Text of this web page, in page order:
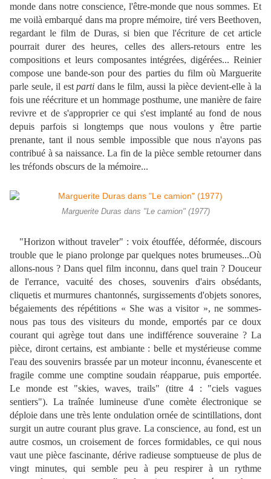
monde dans notre conscience, l'être-monde que nous sommes. Et
me voilà embarqué dans ma propre mémoire, tiré vers Beethoven,
regardant le film de Duras, si bien que l'écriture de cet article
pourrait durer des heures, celles des allers-retours entre les
compositions et leurs composantes intégrées, digérées... Reinier
compose une bande-son pour des parties du film où Marguerite
parle seule, il estparti dans le film,aussi la pièce devient-elle à la
fois une réécriture et un hommage posthume, une manière de faire
revivre et de s'approprier ce qui s'est implanté au fond de nous
depuis parfois si longtemps que nous voulons y être partie
prenante, tant il nous semble impossible que nous n'ayons pas
contribué à sa naissance. La fin de la pièce semble retourner dans
les tréfonds obscurs de la mémoire...
Marguerite Duras dans "Le camion" (1977)
"Horizon without traveler" : voix étouffée, déformée, discours
trouble que le piano prolonge par quelques notes brumeuses...Où
allons-nous ? Dans quel film inconnu, dans quel train ? Douceur
de l'errance, vacuité des choses, souvenirs d'airs obsédants,
cliquetis et murmures chantonnés, surgissements d'objets sonores,
bégaiements des répétitions « She was a visitor », ne sommes-
nous pas tous des visiteurs du monde, emportés par ce doux
courant qui agrège tout dans une indifférence souveraine ? La
pièce, diront certains, est ambiante : belle et mystérieuse comme
l'eau des souvenirs brassée par un moteur inconnu, évanescente et
fragile comme une comptine soudain réapparue, puis emportée.
Le monde est "skies, waves, trails" (titre 4 : "ciels vagues
sentiers"). La traînée lumineuse d'une comète électronique se
déploie dans une très lente ondulation ornée de scintillations, dont
surgit un autre courant plus grave. La conscience, au fond, est un
autre cosmos, un croisement de forces formidables, ce qui nous
vaut une pièce fascinante, dérive radieuse somptueuse de plus de
vingt minutes, qui semble peu à peu respirer à un rythme